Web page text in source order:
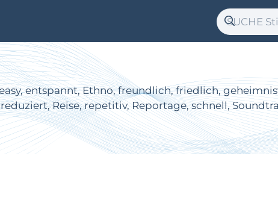
entspannt, Ethno, freundlich, friedlich,
Reise, repetitiv, Reportage, schnell,